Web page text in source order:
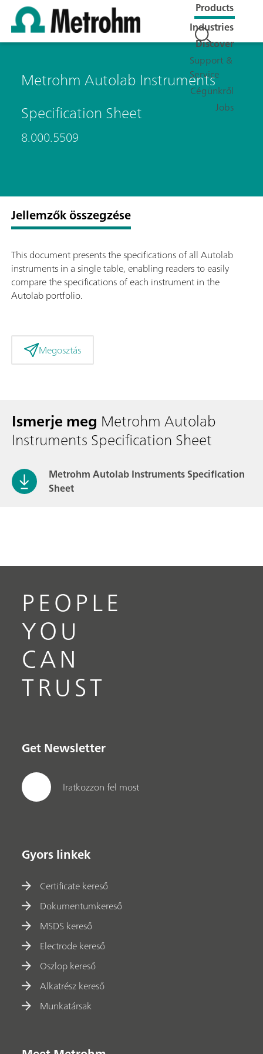
Products
Industries
Discover
Support &
Service
Cégünkről
Jobs
Metrohm Autolab Instruments
Specification Sheet
8.000.5509
Jellemzők összegzése
This document presents the specifications of all Autolab
instruments in a single table, enabling readers to easily
compare the specifications of each instrument in the
Autolab portfolio.
Megosztás
Ismerje meg Metrohm Autolab
Instruments Specification Sheet
Metrohm Autolab Instruments Specification
Sheet
PEOPLE
YOU
CAN
TRUST
Get Newsletter
Iratkozzon fel most
Gyors linkek
Certificate kereső
Dokumentumkereső
MSDS kereső
Electrode kereső
Oszlop kereső
Alkatrész kereső
Munkatársak